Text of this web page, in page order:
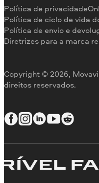
Reembolso
Por que nos
Para o trabalho
Copyright © 2026,
direitos reservados.
Política de privacidade
Política de ciclo de vida
Política de envio e
Diretrizes para a marca